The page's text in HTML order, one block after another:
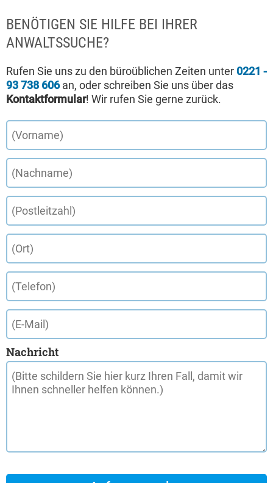
BENÖTIGEN SIE HILFE BEI IHRER
ANWALTSSUCHE?
Rufen Sie uns zu den büroüblichen Zeiten unter 0221 -
93 738 606an, oder schreiben Sie uns über das
Kontaktformular! Wir rufen Sie gerne zurück.
Nachricht